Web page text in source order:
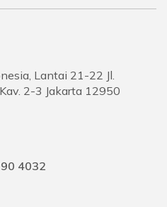
Lantai 21-22 Jl.
2-3 Jakarta 12950
4032